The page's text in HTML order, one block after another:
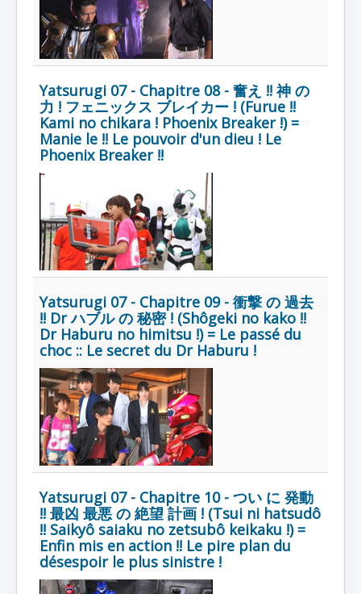
Yatsurugi 07 - Chapitre 08 - 奮え !! 神 の
力 ! フェニックス ブレイカー ! (Furue !!
Kami no chikara ! Phoenix Breaker !) =
Manie le !! Le pouvoir d'un dieu ! Le
Phoenix Breaker !!
Yatsurugi 07 - Chapitre 09 - 衝撃 の 過去
!! Dr ハブル の 秘密 ! (Shôgeki no kako !!
Dr Haburu no himitsu !) = Le passé du
choc :: Le secret du Dr Haburu !
Yatsurugi 07 - Chapitre 10 - つい に 発動
!! 最凶 最悪 の 絶望 計画 ! (Tsui ni hatsudô
!! Saikyô saiaku no zetsubô keikaku !) =
Enfin mis en action !! Le pire plan du
désespoir le plus sinistre !